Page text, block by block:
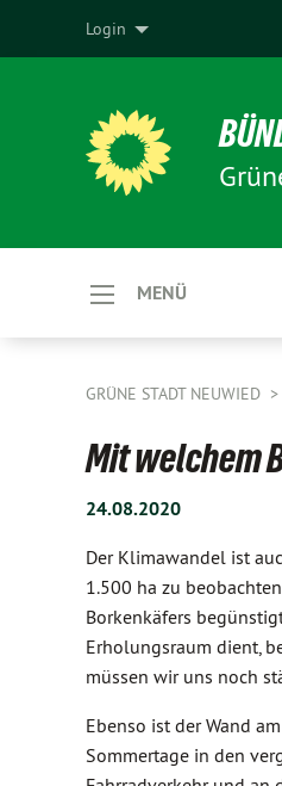
Login
MENÜ
GRÜNE STADT NEUWIED
Mit welchem
24.08.2020
Der Klimawandel ist
1.500 ha zu
Borkenkäfers
Erholungsraum dient,
müssen wir uns noch
Ebenso ist der Wand
Sommertage in den